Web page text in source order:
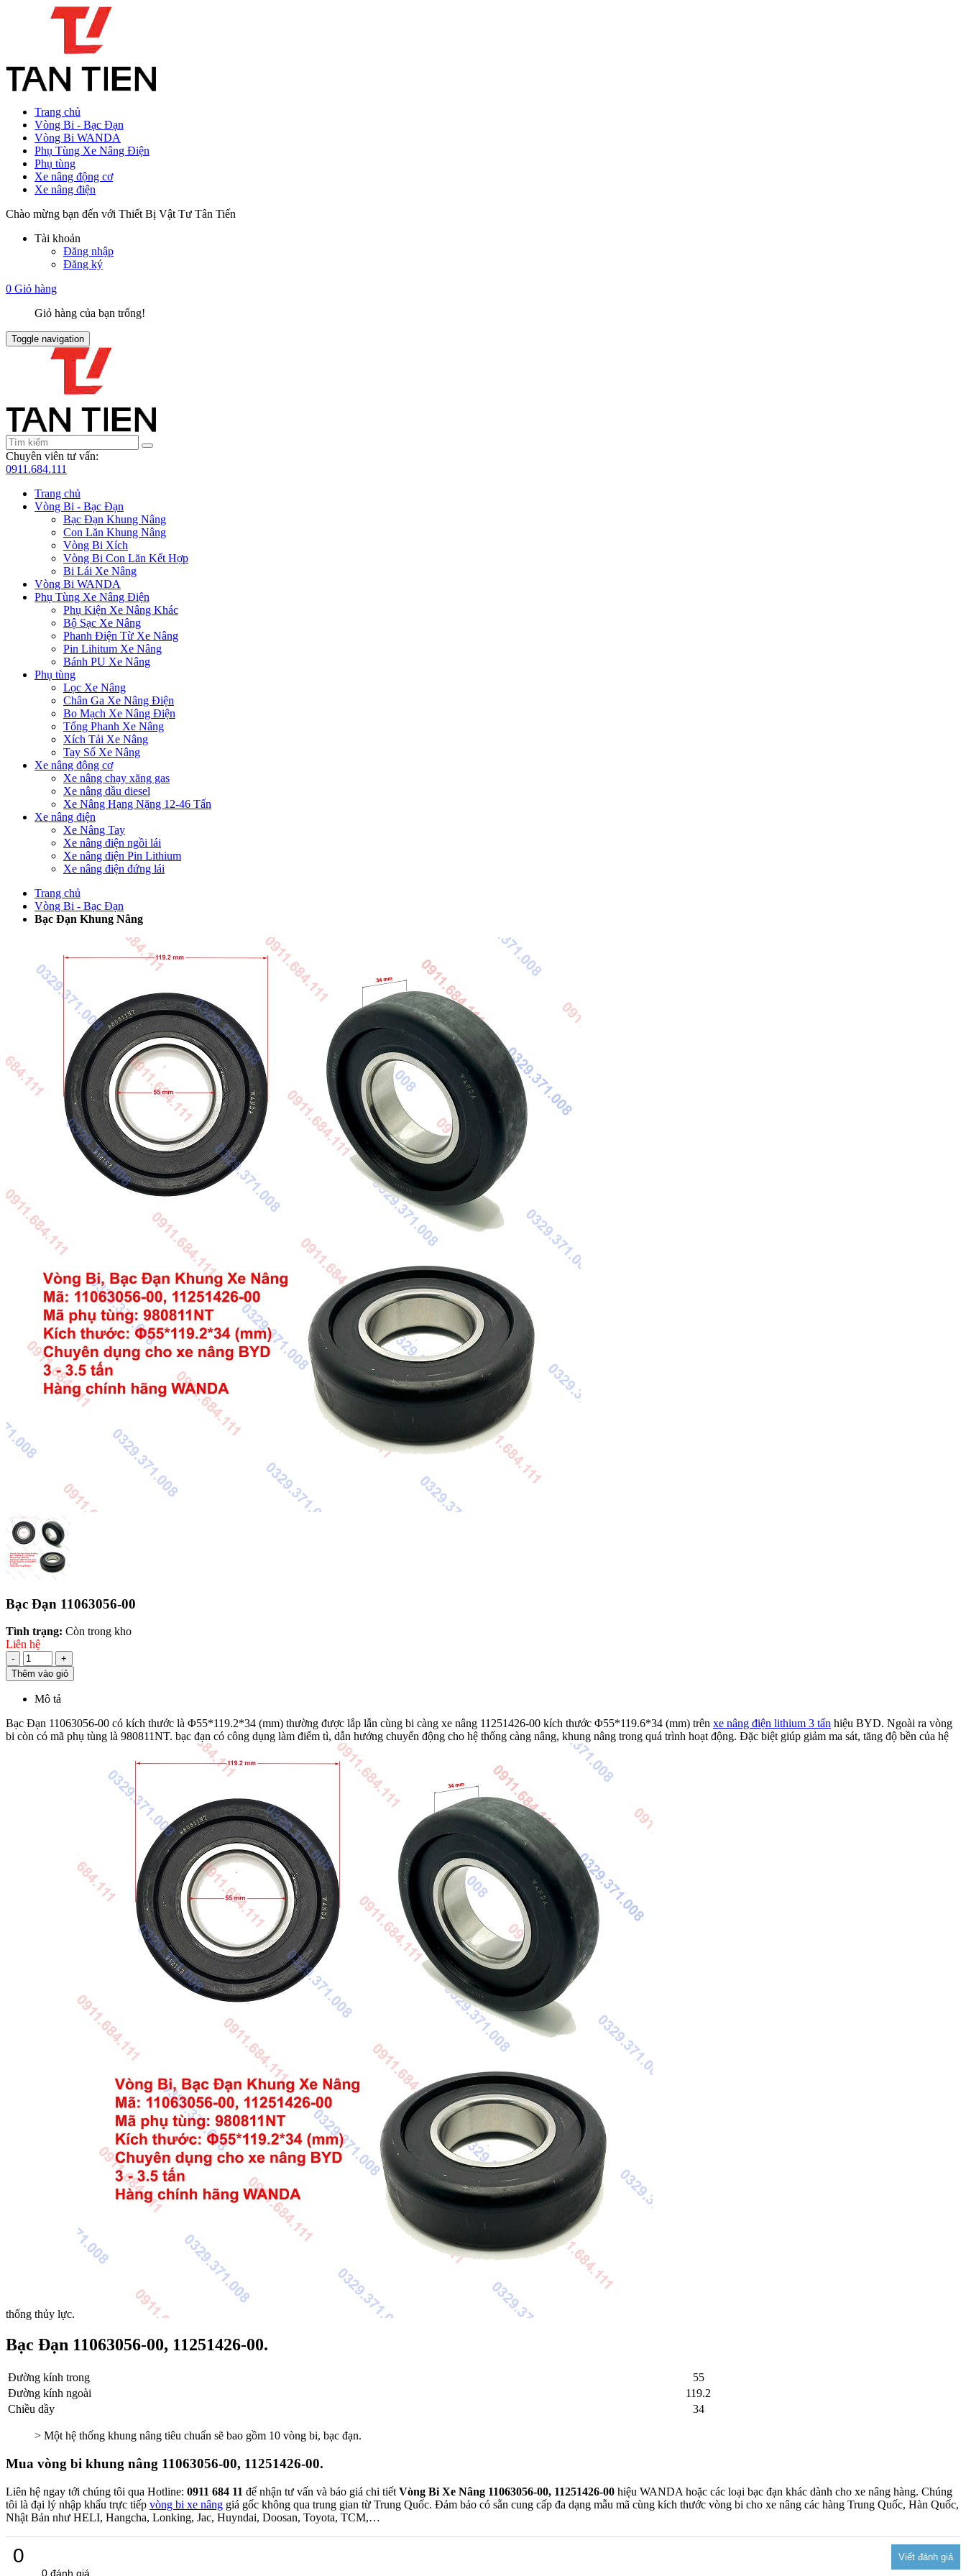
Trang chủ
Vòng Bi - Bạc Đạn
Vòng Bi WANDA
Phụ Tùng Xe Nâng Điện
Phụ tùng
Xe nâng động cơ
Xe nâng điện
Chào mừng bạn đến với Thiết Bị Vật Tư Tân Tiến
Tài khoản
Đăng nhập
Đăng ký
0 Giỏ hàng
Giỏ hàng của bạn trống!
Toggle navigation
Chuyên viên tư vấn:
0911.684.111
Trang chủ
Vòng Bi - Bạc Đạn
Bạc Đạn Khung Nâng
Con Lăn Khung Nâng
Vòng Bi Xích
Vòng Bi Con Lăn Kết Hợp
Bi Lái Xe Nâng
Vòng Bi WANDA
Phụ Tùng Xe Nâng Điện
Phụ Kiện Xe Nâng Khác
Bộ Sạc Xe Nâng
Phanh Điện Từ Xe Nâng
Pin Lihitum Xe Nâng
Bánh PU Xe Nâng
Phụ tùng
Lọc Xe Nâng
Chân Ga Xe Nâng Điện
Bo Mạch Xe Nâng Điện
Tổng Phanh Xe Nâng
Xích Tải Xe Nâng
Tay Số Xe Nâng
Xe nâng động cơ
Xe nâng chạy xăng gas
Xe nâng dầu diesel
Xe Nâng Hạng Nặng 12-46 Tấn
Xe nâng điện
Xe Nâng Tay
Xe nâng điện ngồi lái
Xe nâng điện Pin Lithium
Xe nâng điện đứng lái
Trang chủ
Vòng Bi - Bạc Đạn
Bạc Đạn Khung Nâng
Bạc Đạn 11063056-00
Tình trạng: Còn trong kho
Liên hệ
-
+
Thêm vào giỏ
Mô tả
Bạc Đạn 11063056-00 có kích thước là Φ55*119.2*34 (mm) thường được lắp lẫn cùng bi càng xe nâng 11251426-00 kích thước Φ55*119.6*34 (mm) trên xe nâng điện lithium 3 tấn hiệu BYD. Ngoài ra vòng
bi còn có mã phụ tùng là 980811NT. bạc đạn có công dụng làm điểm tì, dẫn hướng chuyển động cho hệ thống càng nâng, khung nâng trong quá trình hoạt động. Đặc biệt giúp giảm ma sát, tăng độ bền của hệ
thống thủy lực.
Bạc Đạn 11063056-00, 11251426-00.
Đường kính trong
55
Đường kính ngoài
119.2
Chiều dầy
34
> Một hệ thống khung nâng tiêu chuẩn sẽ bao gồm 10 vòng bi, bạc đạn.
Mua vòng bi khung nâng 11063056-00, 11251426-00.
Liên hệ ngay tới chúng tôi qua Hotline: 0911 684 11 để nhận tư vấn và báo giá chi tiết Vòng Bi Xe Nâng 11063056-00, 11251426-00 hiệu WANDA hoặc các loại bạc đạn khác dành cho xe nâng hàng. Chúng
tôi là đại lý nhập khẩu trực tiếp vòng bi xe nâng giá gốc không qua trung gian từ Trung Quốc. Đảm bảo có sẵn cung cấp đa dạng mẫu mã cùng kích thước vòng bi cho xe nâng các hàng Trung Quốc, Hàn Quốc,
Nhật Bản như HELI, Hangcha, Lonking, Jac, Huyndai, Doosan, Toyota, TCM,…
0
0 đánh giá